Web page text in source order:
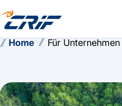
Home Für Unternehmen